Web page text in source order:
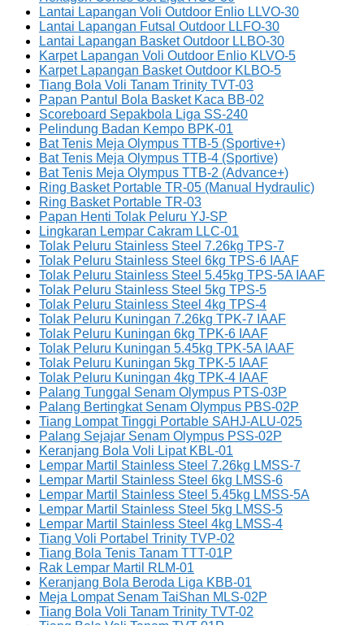
Lantai Lapangan Voli Outdoor Enlio LLVO-30
Lantai Lapangan Futsal Outdoor LLFO-30
Lantai Lapangan Basket Outdoor LLBO-30
Karpet Lapangan Voli Outdoor Enlio KLVO-5
Karpet Lapangan Basket Outdoor KLBO-5
Tiang Bola Voli Tanam Trinity TVT-03
Papan Pantul Bola Basket Kaca BB-02
Scoreboard Sepakbola Liga SS-240
Pelindung Badan Kempo BPK-01
Bat Tenis Meja Olympus TTB-5 (Sportive+)
Bat Tenis Meja Olympus TTB-4 (Sportive)
Bat Tenis Meja Olympus TTB-2 (Advance+)
Ring Basket Portable TR-05 (Manual Hydraulic)
Ring Basket Portable TR-03
Papan Henti Tolak Peluru YJ-SP
Lingkaran Lempar Cakram LLC-01
Tolak Peluru Stainless Steel 7.26kg TPS-7
Tolak Peluru Stainless Steel 6kg TPS-6 IAAF
Tolak Peluru Stainless Steel 5.45kg TPS-5A IAAF
Tolak Peluru Stainless Steel 5kg TPS-5
Tolak Peluru Stainless Steel 4kg TPS-4
Tolak Peluru Kuningan 7.26kg TPK-7 IAAF
Tolak Peluru Kuningan 6kg TPK-6 IAAF
Tolak Peluru Kuningan 5.45kg TPK-5A IAAF
Tolak Peluru Kuningan 5kg TPK-5 IAAF
Tolak Peluru Kuningan 4kg TPK-4 IAAF
Palang Tunggal Senam Olympus PTS-03P
Palang Bertingkat Senam Olympus PBS-02P
Tiang Lompat Tinggi Portable SAHJ-ALU-025
Palang Sejajar Senam Olympus PSS-02P
Keranjang Bola Voli Lipat KBL-01
Lempar Martil Stainless Steel 7.26kg LMSS-7
Lempar Martil Stainless Steel 6kg LMSS-6
Lempar Martil Stainless Steel 5.45kg LMSS-5A
Lempar Martil Stainless Steel 5kg LMSS-5
Lempar Martil Stainless Steel 4kg LMSS-4
Tiang Voli Portabel Trinity TVP-02
Tiang Bola Tenis Tanam TTT-01P
Rak Lempar Martil RLM-01
Keranjang Bola Beroda Liga KBB-01
Meja Lompat Senam TaiShan MLS-02P
Tiang Bola Voli Tanam Trinity TVT-02